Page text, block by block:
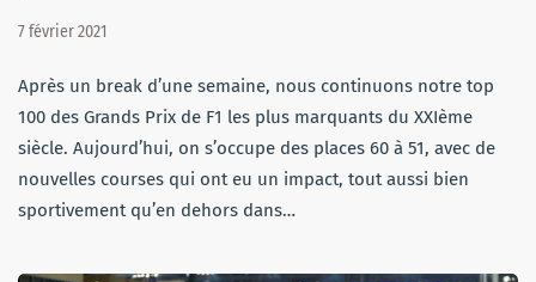
7 février 2021
Après un break d’une semaine, nous continuons notre top
100 des Grands Prix de F1 les plus marquants du XXIème
siècle. Aujourd’hui, on s’occupe des places 60 à 51, avec de
nouvelles courses qui ont eu un impact, tout aussi bien
sportivement qu’en dehors dans…